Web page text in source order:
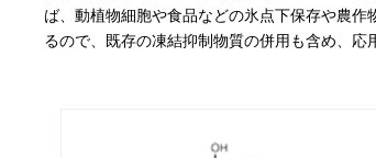
ば、動植物細胞や食品などの氷点下保存や農
るので、既存の凍結抑制物質の併用も含め、応